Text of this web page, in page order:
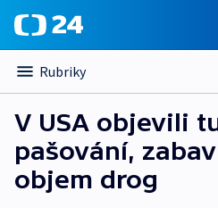
Rubriky
V USA objevili
pašování,
objem drog